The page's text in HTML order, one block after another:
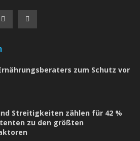
zum Schutz vor
Streitigkeiten zählen für 42 %
zu den größten